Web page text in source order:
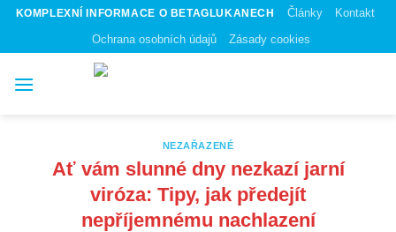
Skip
content
KOMPLEXNÍ INFORMACE O BETAGLUKANECH Články
Kontakt
Ochrana osobních údajů
Zásady cookies
NEZAŘAZENÉ
Ať vám slunné dny nezkazí jarní
viróza: Tipy, jak předejít
nepříjemnému nachlazení